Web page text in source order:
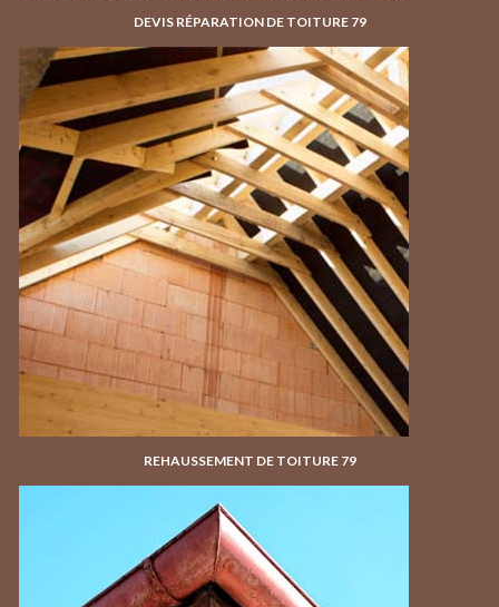
DEVIS RÉPARATION DE TOITURE 79
REHAUSSEMENT DE TOITURE 79